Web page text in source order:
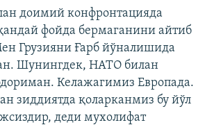
доимий конфронтацияда
фойда бермаганини айтиб
Грузияни Ғарб йўналишида
Шунингдек, НАТО билан
Келажагимиз Европада.
зиддиятда қоларканмиз бу йўл
деди мухолифат